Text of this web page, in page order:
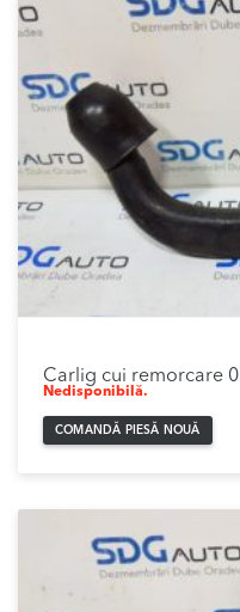
Carlig cui remorcare
Nedisponibilă.
COMANDĂ PIESĂ NOUĂ